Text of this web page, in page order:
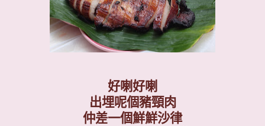
好喇好喇
出埋呢個豬頸肉
仲差一個鮮鮮沙律